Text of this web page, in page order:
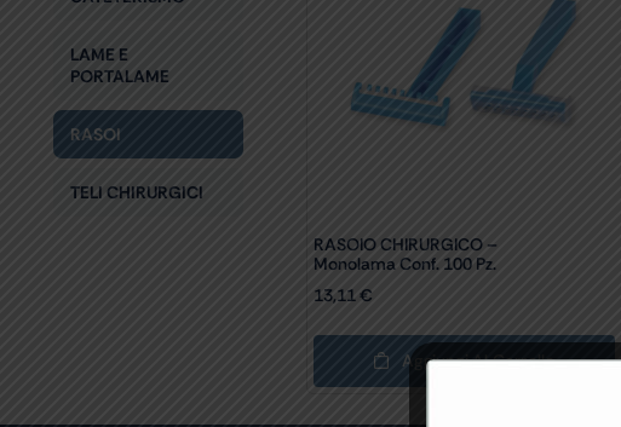
LAME E
PORTALAME
RASOI
TELI CHIRURGICI
RASOIO CHIRURGICO –
Monolama Conf. 100 Pz.
13,11€
Aggiungi Al Carrello